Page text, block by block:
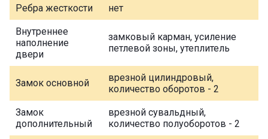
Ребра жесткости нет
Внутреннее
наполнение
двери
замковый карман, усиление
петлевой зоны, утеплитель
Замок основной
врезной цилиндровый,
количество оборотов - 2
Замок
дополнительный
врезной сувальдный,
количество полуоборотов - 2